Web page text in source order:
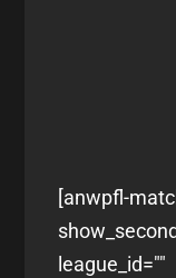
[anwpfl-